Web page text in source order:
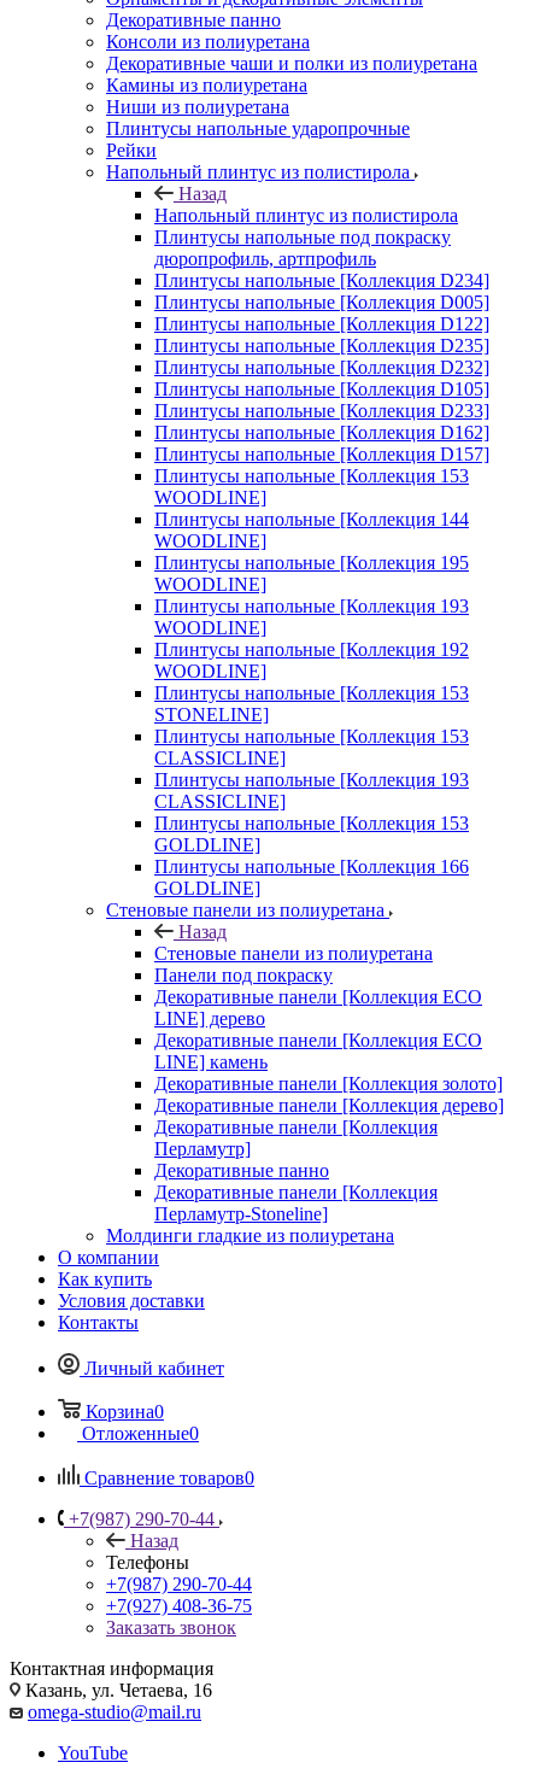
Декоративные панно
Консоли из полиуретана
Декоративные чаши и полки из полиуретана
Камины из полиуретана
Ниши из полиуретана
Плинтусы напольные ударопрочные
Рейки
Напольный плинтус из полистирола
Назад
Напольный плинтус из полистирола
Плинтусы напольные под покраску
дюропрофиль, артпрофиль
Плинтусы напольные [Коллекция D234]
Плинтусы напольные [Коллекция D005]
Плинтусы напольные [Коллекция D122]
Плинтусы напольные [Коллекция D235]
Плинтусы напольные [Коллекция D232]
Плинтусы напольные [Коллекция D105]
Плинтусы напольные [Коллекция D233]
Плинтусы напольные [Коллекция D162]
Плинтусы напольные [Коллекция D157]
Плинтусы напольные [Коллекция 153
WOODLINE]
Плинтусы напольные [Коллекция 144
WOODLINE]
Плинтусы напольные [Коллекция 195
WOODLINE]
Плинтусы напольные [Коллекция 193
WOODLINE]
Плинтусы напольные [Коллекция 192
WOODLINE]
Плинтусы напольные [Коллекция 153
STONELINE]
Плинтусы напольные [Коллекция 153
CLASSICLINE]
Плинтусы напольные [Коллекция 193
CLASSICLINE]
Плинтусы напольные [Коллекция 153
GOLDLINE]
Плинтусы напольные [Коллекция 166
GOLDLINE]
Стеновые панели из полиуретана
Назад
Стеновые панели из полиуретана
Панели под покраску
Декоративные панели [Коллекция ECO
LINE] дерево
Декоративные панели [Коллекция ECO
LINE] камень
Декоративные панели [Коллекция золото]
Декоративные панели [Коллекция дерево]
Декоративные панели [Коллекция
Перламутр]
Декоративные панно
Декоративные панели [Коллекция
Перламутр-Stoneline]
Молдинги гладкие из полиуретана
О компании
Как купить
Условия доставки
Контакты
Личный кабинет
Корзина0
Отложенные0
Сравнение товаров0
+7(987) 290-70-44
Назад
Телефоны
+7(987) 290-70-44
+7(927) 408-36-75
Заказать звонок
Контактная информация
Казань, ул. Четаева, 16
omega-studio@mail.ru
YouTube